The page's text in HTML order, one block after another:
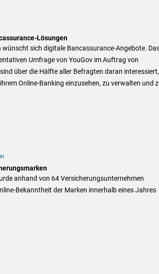
Lösungen
wünscht sich digitale Bancassurance-Angebote.
Umfrage von YouGov im Auftrag von
über die Hälfte aller Befragten daran
Online-Banking einzusehen, zu verwalten und
anhand von 64 Versicherungsunternehmen
Bekanntheit der Marken innerhalb eines Jahres